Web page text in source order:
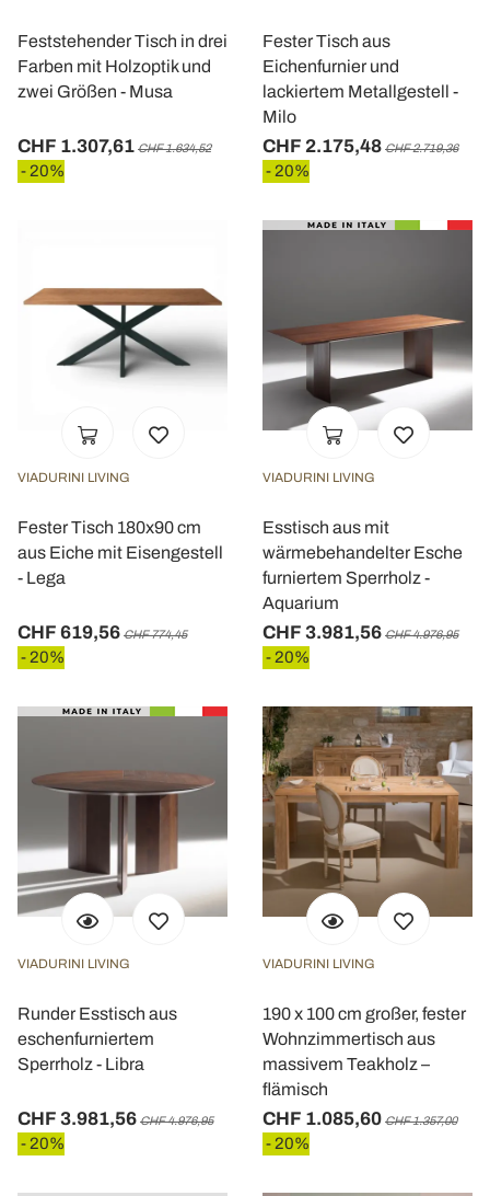
Feststehender Tisch in drei
Farben mit Holzoptik und
zwei Größen - Musa
CHF 1.307,61 CHF 1.634,52
- 20%
Fester Tisch aus
Eichenfurnier und
lackiertem Metallgestell -
Milo
CHF 2.175,48 CHF 2.719,36
- 20%
VIADURINI LIVING
Fester Tisch 180x90 cm
aus Eiche mit Eisengestell
- Lega
CHF 619,56 CHF 774,45
- 20%
VIADURINI LIVING
Esstisch aus mit
wärmebehandelter Esche
furniertem Sperrholz -
Aquarium
CHF 3.981,56 CHF 4.976,95
- 20%
VIADURINI LIVING
Runder Esstisch aus
eschenfurniertem
Sperrholz - Libra
CHF 3.981,56 CHF 4.976,95
- 20%
VIADURINI LIVING
190 x 100 cm großer, fester
Wohnzimmertisch aus
massivem Teakholz –
flämisch
CHF 1.085,60 CHF 1.357,00
- 20%